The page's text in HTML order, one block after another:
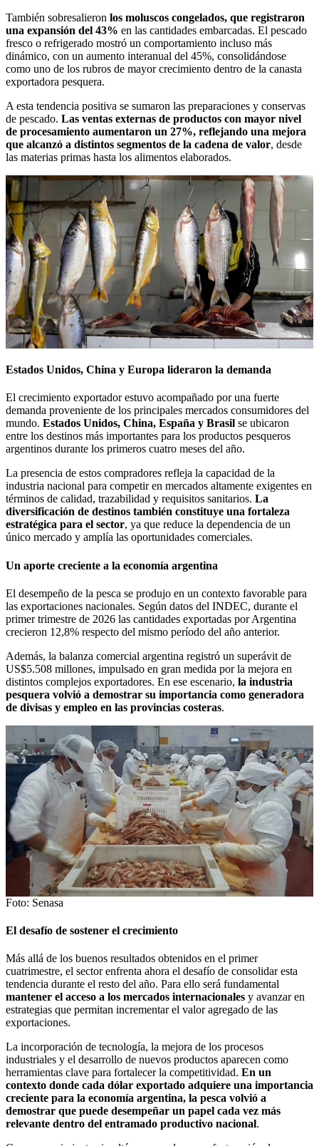
También sobresalieron los moluscos congelados, que registraron
una expansión del 43% en las cantidades embarcadas. El pescado
fresco o refrigerado mostró un comportamiento incluso más
dinámico, con un aumento interanual del 45%, consolidándose
como uno de los rubros de mayor crecimiento dentro de la canasta
exportadora pesquera.
A esta tendencia positiva se sumaron las preparaciones y conservas
de pescado. Las ventas externas de productos con mayor nivel
de procesamiento aumentaron un 27%, reflejando una mejora
que alcanzó a distintos segmentos de la cadena de valor, desde
las materias primas hasta los alimentos elaborados.
Estados Unidos, China y Europa lideraron la demanda
El crecimiento exportador estuvo acompañado por una fuerte
demanda proveniente de los principales mercados consumidores del
mundo. Estados Unidos, China, España y Brasil se ubicaron
entre los destinos más importantes para los productos pesqueros
argentinos durante los primeros cuatro meses del año.
La presencia de estos compradores refleja la capacidad de la
industria nacional para competir en mercados altamente exigentes en
términos de calidad, trazabilidad y requisitos sanitarios. La
diversificación de destinos también constituye una fortaleza
estratégica para el sector, ya que reduce la dependencia de un
único mercado y amplía las oportunidades comerciales.
Un aporte creciente a la economía argentina
El desempeño de la pesca se produjo en un contexto favorable para
las exportaciones nacionales. Según datos del INDEC, durante el
primer trimestre de 2026 las cantidades exportadas por Argentina
crecieron 12,8% respecto del mismo período del año anterior.
Además, la balanza comercial argentina registró un superávit de
US$5.508 millones, impulsado en gran medida por la mejora en
distintos complejos exportadores. En ese escenario, la industria
pesquera volvió a demostrar su importancia como generadora
de divisas y empleo en las provincias costeras.
Foto: Senasa
El desafío de sostener el crecimiento
Más allá de los buenos resultados obtenidos en el primer
cuatrimestre, el sector enfrenta ahora el desafío de consolidar esta
tendencia durante el resto del año. Para ello será fundamental
mantener el acceso a los mercados internacionales y avanzar en
estrategias que permitan incrementar el valor agregado de las
exportaciones.
La incorporación de tecnología, la mejora de los procesos
industriales y el desarrollo de nuevos productos aparecen como
herramientas clave para fortalecer la competitividad. En un
contexto donde cada dólar exportado adquiere una importancia
creciente para la economía argentina, la pesca volvió a
demostrar que puede desempeñar un papel cada vez más
relevante dentro del entramado productivo nacional.